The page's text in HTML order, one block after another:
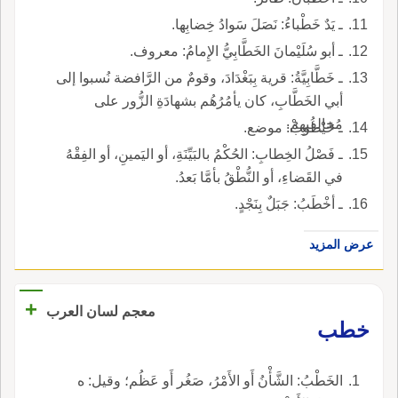
ـ يَدٌ خَطْباءُ: نَصَلَ سَوادُ خِضابِها.
ـ أبو سُلَيْمانَ الخَطَّابِيُّ الإِمامُ: معروف.
ـ خَطَّابِيَّةُ: قرية بِبَغْدَادَ، وقومٌ من الرَّافضة نُسبوا إلى
أبي الخَطَّابِ، كان يأمُرُهُم بشهادَةِ الزُّور على
مُخالِفيهِمْ.
ـ خَيْطُوبٌ: موضع.
ـ فَصْلُ الخِطابِ: الحُكْمُ بالبَيِّنَةِ، أو اليَمينِ، أو الفِقْهُ
في القَضاءِ، أو النُّطْقُ بأمَّا بَعدُ.
ـ أخْطَبُ: جَبَلٌ بِنَجْدٍ.
عرض المزيد
معجم لسان العرب
+
خطب
الخَطْبُ: الشَّأْنُ أَو الأَمْرُ، صَغُر أَو عَظُم؛ وقيل: ه